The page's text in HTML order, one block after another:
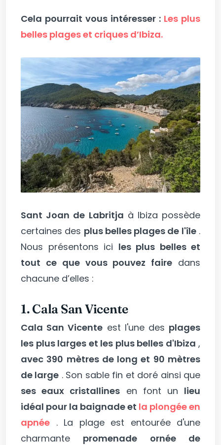
Cela pourrait vous intéresser : Les plus
belles plages et criques d’Ibiza.
Sant Joan de Labritja à Ibiza possède
certaines des plus belles plages de l'île.
Nous présentons ici les plus belles et
tout ce que vous pouvez faire dans
chacune d’elles :
1. Cala San Vicente
Cala San Vicente est l'une des plages
les plus larges et les plus belles d'Ibiza ,
avec 390 mètres de long et 90 mètres
de large . Son sable fin et doré ainsi que
ses eaux cristallines en font un lieu
idéal pour la baignade et la plongée en
apnée . La plage est entourée d'une
charmante promenade ornée de